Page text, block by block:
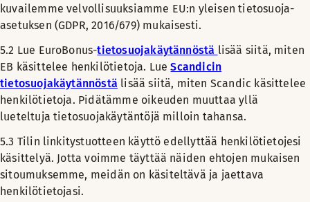
kuvailemme velvollisuuksiamme EU:n yleisen tietosuoja-
asetuksen (GDPR, 2016/679) mukaisesti.
5.2 Lue EuroBonus-tietosuojakäytännöstä lisää siitä, miten
EB käsittelee henkilötietoja. LueScandicin
tietosuojakäytännöstä lisää siitä, miten Scandic käsittelee
henkilötietoja. Pidätämme oikeuden muuttaa yllä
lueteltuja tietosuojakäytäntöjä milloin tahansa.
5.3 Tilin linkitystuotteen käyttö edellyttää henkilötietojesi
käsittelyä. Jotta voimme täyttää näiden ehtojen mukaisen
sitoumuksemme, meidän on käsiteltävä ja jaettava
henkilötietojasi.